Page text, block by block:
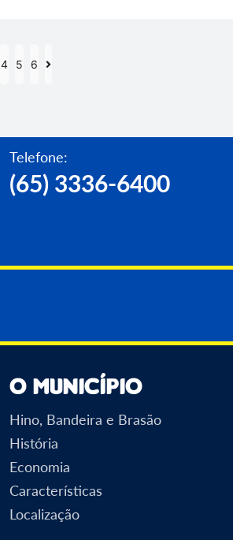
4 5 6
Telefone:
(65) 3336-6400
O Município
Hino, Bandeira e Brasão
História
Economia
Características
Localização